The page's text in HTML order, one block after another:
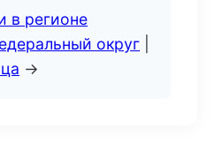
в регионе
округ
→